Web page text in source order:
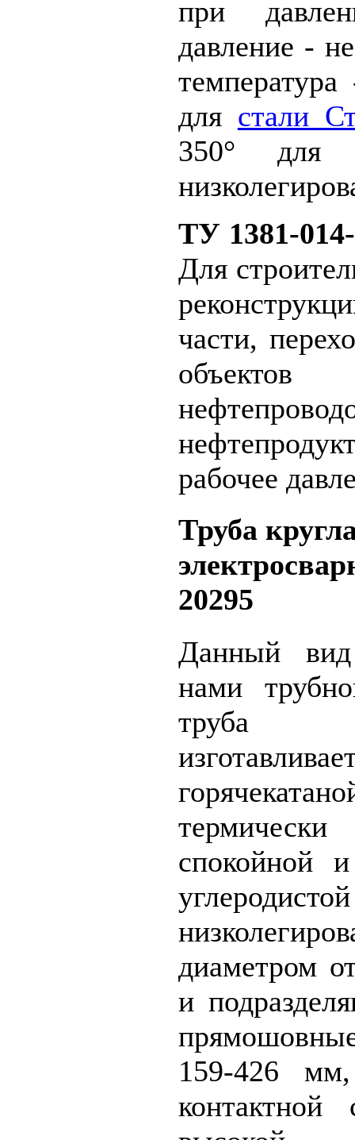
при
давление -
для стали
350°
ТУ 1381-
Для
части,
объектов
рабочее
Труба
20295
Данный вид
нами
труба
спокойной
диаметром
и
159-426 мм,
контактной